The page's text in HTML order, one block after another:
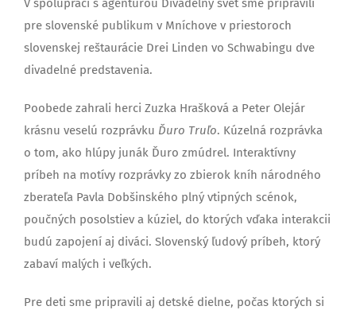
V spolupráci s agentúrou Divadelný svet sme pripravili
pre slovenské publikum v Mníchove v priestoroch
slovenskej reštaurácie Drei Linden vo Schwabingu dve
divadelné predstavenia.
Poobede zahrali herci Zuzka Hrašková a Peter Olejár
krásnu veselú rozprávku Ďuro Truľo. Kúzelná rozprávka
o tom, ako hlúpy junák Ďuro zmúdrel. Interaktívny
príbeh na motívy rozprávky zo zbierok kníh národného
zberateľa Pavla Dobšinského plný vtipných scénok,
poučných posolstiev a kúziel, do ktorých vďaka interakcii
budú zapojení aj diváci. Slovenský ľudový príbeh, ktorý
zabaví malých i veľkých.
Pre deti sme pripravili aj detské dielne, počas ktorých si